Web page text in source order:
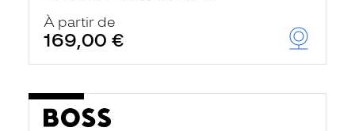
À partir de
169,00 €